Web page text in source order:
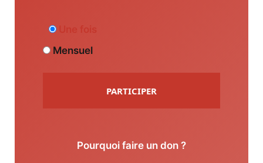
Mensuel
PARTICIPER
Pourquoi faire un don ?